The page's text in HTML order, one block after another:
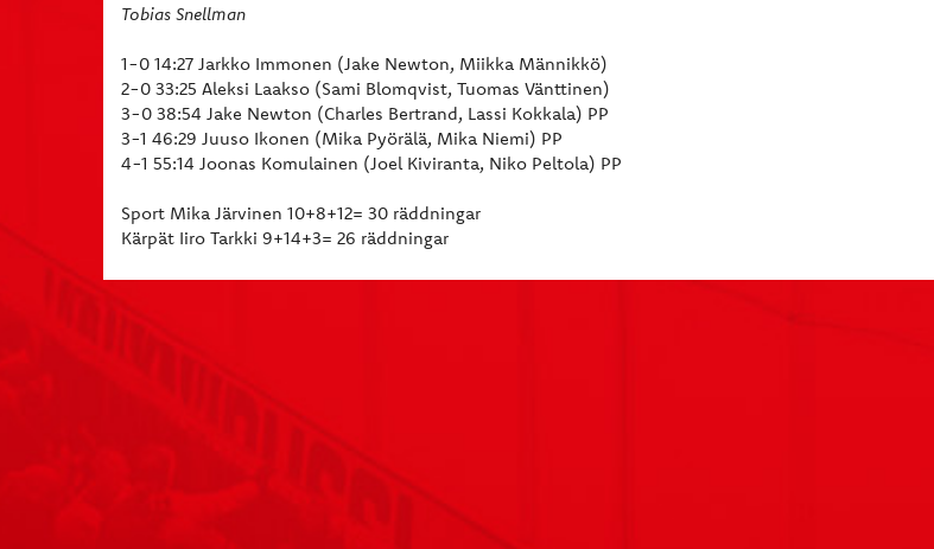
Tobias Snellman
1-0 14:27 Jarkko Immonen (Jake Newton, Miikka Männikkö)
2-0 33:25 Aleksi Laakso (Sami Blomqvist, Tuomas Vänttinen)
3-0 38:54 Jake Newton (Charles Bertrand, Lassi Kokkala) PP
3-1 46:29 Juuso Ikonen (Mika Pyörälä, Mika Niemi) PP
4-1 55:14 Joonas Komulainen (Joel Kiviranta, Niko Peltola) PP
Sport Mika Järvinen 10+8+12= 30 räddningar
Kärpät Iiro Tarkki 9+14+3= 26 räddningar